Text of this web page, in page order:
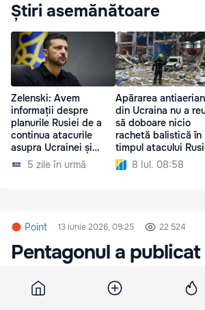
Știri asemănătoare
Zelenski: Avem
informații despre
planurile Rusiei de a
continua atacurile
asupra Ucrainei și
navelor5 zile în urmă
Apărarea
din Ucraina nu a
să doboare nicio
rachetă balistică în
timpul atacului
8 Iul. 08:58
Point 13 iunie 2026, 09:25 22 524
Pentagonul a
raport despre
urilor